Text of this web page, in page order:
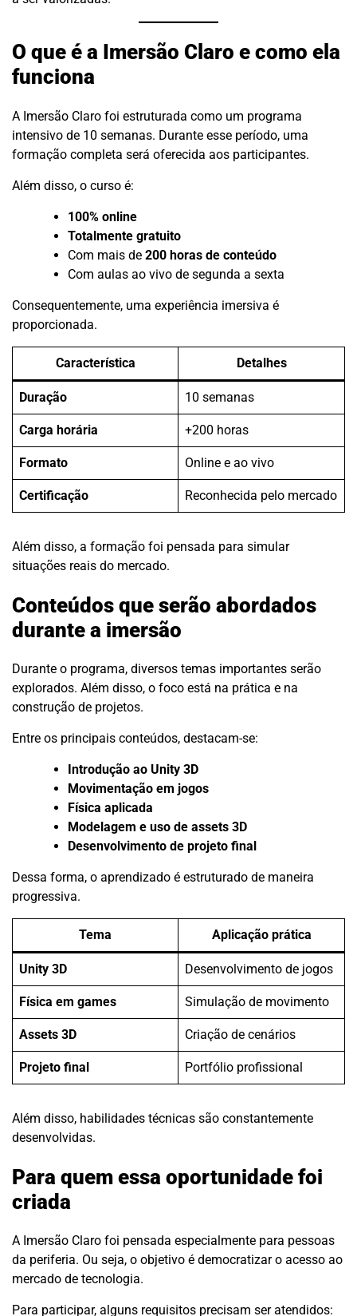
O que é a Imersão Claro e como ela
funciona
A Imersão Claro foi estruturada como um programa
intensivo de 10 semanas. Durante esse período, uma
formação completa será oferecida aos participantes.
Além disso, o curso é:
100% online
Totalmente gratuito
Com mais de 200 horas de conteúdo
Com aulas ao vivo de segunda a sexta
Consequentemente, uma experiência imersiva é
proporcionada.
Característica Detalhes
Duração 10 semanas
Carga horária +200 horas
Formato Online e ao vivo
Certificação Reconhecida pelo mercado
Além disso, a formação foi pensada para simular
situações reais do mercado.
Conteúdos que serão abordados
durante a imersão
Durante o programa, diversos temas importantes serão
explorados. Além disso, o foco está na prática e na
construção de projetos.
Entre os principais conteúdos, destacam-se:
Introdução ao Unity 3D
Movimentação em jogos
Física aplicada
Modelagem e uso de assets 3D
Desenvolvimento de projeto final
Dessa forma, o aprendizado é estruturado de maneira
progressiva.
Tema Aplicação prática
Unity 3D Desenvolvimento de jogos
Física em games Simulação de movimento
Assets 3D Criação de cenários
Projeto final Portfólio profissional
Além disso, habilidades técnicas são constantemente
desenvolvidas.
Para quem essa oportunidade foi
criada
A Imersão Claro foi pensada especialmente para pessoas
da periferia. Ou seja, o objetivo é democratizar o acesso ao
mercado de tecnologia.
Para participar, alguns requisitos precisam ser atendidos: